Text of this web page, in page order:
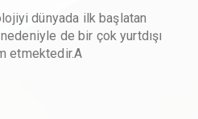
dünyada ilk başlatan
de bir çok yurtdışı
etmektedir.A